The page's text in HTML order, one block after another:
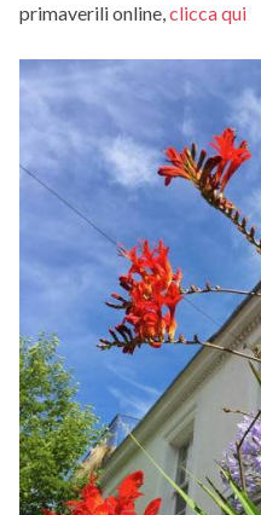
primaverili online,clicca qui